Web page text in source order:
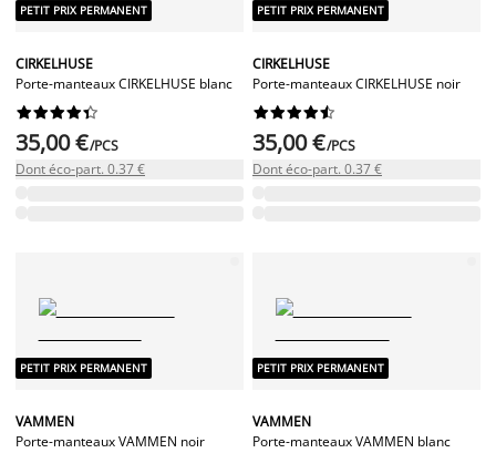
PETIT PRIX PERMANENT
CIRKELHUSE
Porte-manteaux CIRKELHUSE blanc






35,00 €/PCS
Dont éco-part. 0.37 €
PETIT PRIX PERMANENT
CIRKELHUSE
Porte-manteaux CIRKELHUSE noir






35,00 €/PCS
Dont éco-part. 0.37 €
PETIT PRIX PERMANENT
VAMMEN
Porte-manteaux VAMMEN noir
PETIT PRIX PERMANENT
VAMMEN
Porte-manteaux VAMMEN blanc